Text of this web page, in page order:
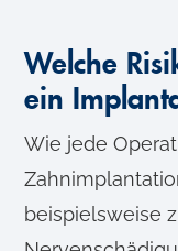
Welche
ein
Wie jede
beispielsweise